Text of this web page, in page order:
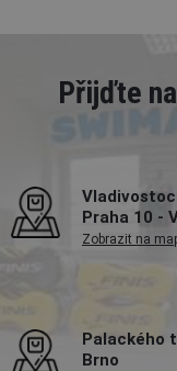
Přijďte
Praha 10 -
Zobrazit na
Palackého
Brno